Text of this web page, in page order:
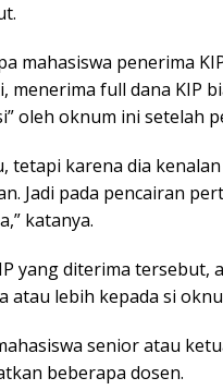
mahasiswa penerima
menerima full dana KIP
oleh oknum ini setelah
tetapi karena dia
Jadi pada pencairan
katanya.
yang diterima tersebut,
atau lebih kepada si
senior atau
beberapa dosen.